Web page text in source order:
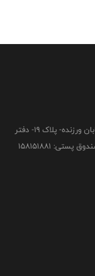
تهران- میدان هفت تیر- خیابان مفتح جنوبی- خیابان ورزنده- پلاک 19- دفتر
158151881